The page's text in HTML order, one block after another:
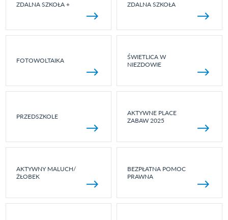
ZDALNA SZKOŁA + ZDALNA SZKOŁA
FOTOWOLTAIKA
ŚWIETLICA W
NIEZDOWIE
PRZEDSZKOLE
AKTYWNE PLACE
ZABAW 2025
AKTYWNY MALUCH/
ŻŁOBEK
BEZPŁATNA POMOC
PRAWNA